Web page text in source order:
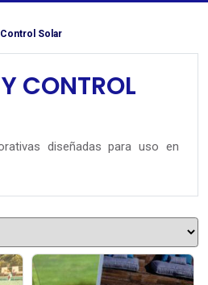
Solar
CONTROL
diseñadas para uso en